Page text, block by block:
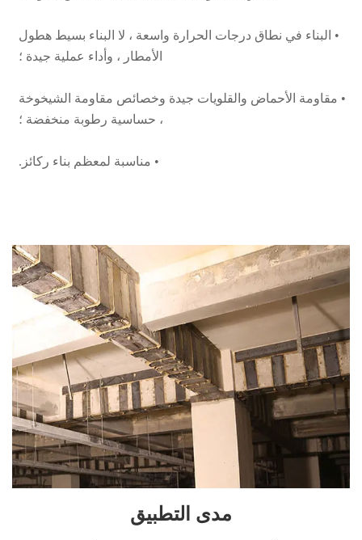
الأمطار ، وأداء عملية جيدة ؛
، حساسية رطوبة منخفضة ؛
مدى التطبيق
• جميع أنواع تعزيز هيكل المبنى والجدار والأرضية والشعاع